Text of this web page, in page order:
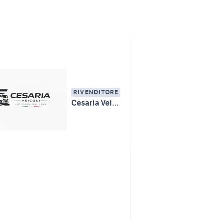
RIVENDITORE
Cesaria Veicoli